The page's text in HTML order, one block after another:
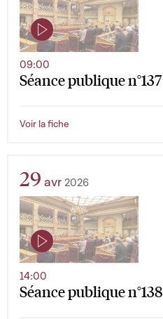
Séance publique n°137
09:00
Voir la fiche
29 avr 2026
Séance publique n°138
14:00